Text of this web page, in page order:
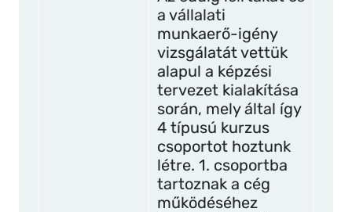
a vállalati
munkaerő-igény
vizsgálatát vettük
alapul a képzési
tervezet kialakítása
során, mely által így
4 típusú kurzus
csoportot hoztunk
létre. 1. csoportba
tartoznak a cég
működéséhez